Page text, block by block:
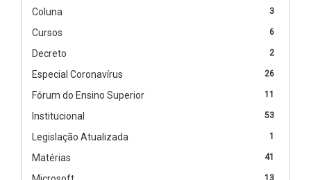
3
Coluna
6
Cursos
2
Decreto
26
Especial Coronavírus
11
Fórum do Ensino Superior
53
Institucional
1
Legislação Atualizada
41
Matérias
13